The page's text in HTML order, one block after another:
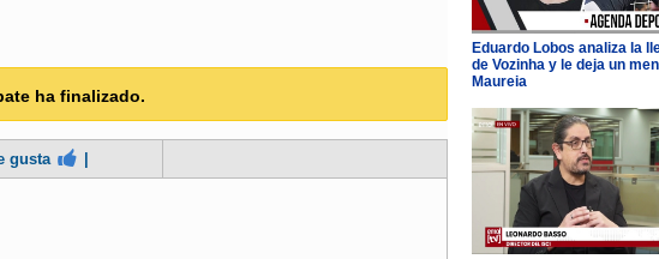
ha finalizado.
gusta
Eduardo Lobos analiza la
de Vozinha y le deja un
Maureia